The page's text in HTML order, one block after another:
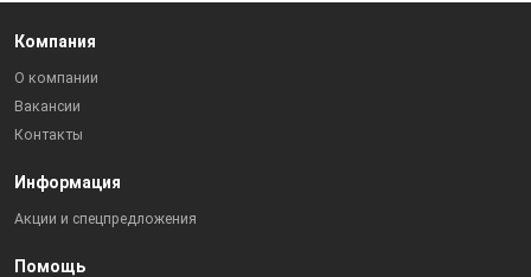
Компания
О компании
Вакансии
Контакты
Информация
Акции и спецпредложения
Помощь